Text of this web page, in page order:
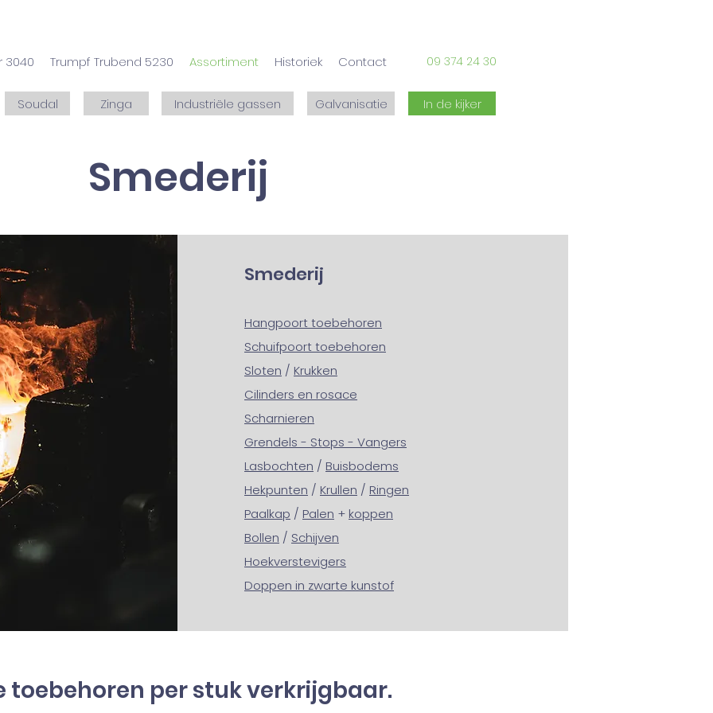
3040 Trumpf Trubend 5230 Assortiment Historiek Contact 09 374 24 30
Soudal Zinga Industriële gassen Galvanisatie In de kijker
Smederij
Smederij
Hangpoort toebehoren
Schuifpoort toebehoren
Sloten / Krukken
Cilinders en rosace
Scharnieren
Grendels - Stops - Vangers
Lasbochten / Buisbodems
Hekpunten / Krullen / Ringen
Paalkap / Palen + koppen
Bollen / Schijven
Hoekverstevigers
Doppen in zwarte kunstof
toebehoren per stuk verkrijgbaar.